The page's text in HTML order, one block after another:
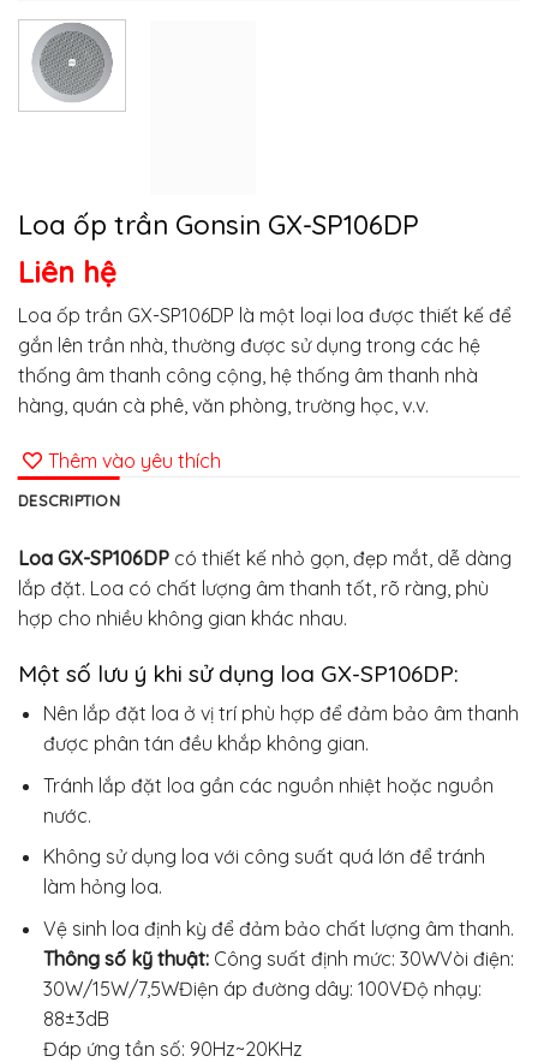
Loa ốp trần Gonsin GX-SP106DP
Liên hệ
Loa ốp trần GX-SP106DP là một loại loa được thiết kế để
gắn lên trần nhà, thường được sử dụng trong các hệ
thống âm thanh công cộng, hệ thống âm thanh nhà
hàng, quán cà phê, văn phòng, trường học, v.v.
Thêm vào yêu thích
DESCRIPTION
Loa GX-SP106DP có thiết kế nhỏ gọn, đẹp mắt, dễ dàng
lắp đặt. Loa có chất lượng âm thanh tốt, rõ ràng, phù
hợp cho nhiều không gian khác nhau.
Một số lưu ý khi sử dụng loa GX-SP106DP:
Nên lắp đặt loa ở vị trí phù hợp để đảm bảo âm thanh
được phân tán đều khắp không gian.
Tránh lắp đặt loa gần các nguồn nhiệt hoặc nguồn
nước.
Không sử dụng loa với công suất quá lớn để tránh
làm hỏng loa.
Vệ sinh loa định kỳ để đảm bảo chất lượng âm thanh.
Thông số kỹ thuật: Công suất định mức: 30WVòi điện:
30W/15W/7,5WĐiện áp đường dây: 100VĐộ nhạy:
88±3dB
Đáp ứng tần số: 90Hz~20KHz